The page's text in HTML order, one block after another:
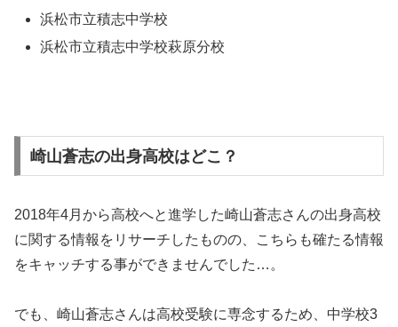
浜松市立積志中学校
浜松市立積志中学校萩原分校
崎山蒼志の出身高校はどこ？
2018年4月から高校へと進学した崎山蒼志さんの出身高校
に関する情報をリサーチしたものの、こちらも確たる情報
をキャッチする事ができませんでした…。
でも、崎山蒼志さんは高校受験に専念するため、中学校3